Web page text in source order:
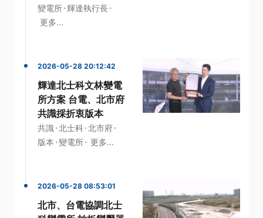
變電所·輝達執行長·
更多...
2026-05-28 20:12:42
輝達北士科文林變電
所方案 台電、北市府
共識採折衷版本
共識 ·北士科·北市府·
版本 ·變電所· 更多...
2026-05-28 08:53:01
北市、台電協調北士